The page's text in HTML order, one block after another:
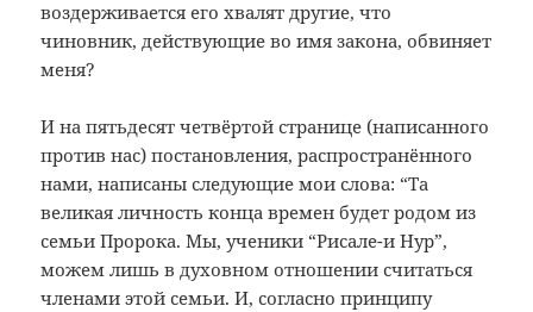
воздерживается его хвалят другие, что
чиновник, действующие во имя закона, обвиняет
меня?
И на пятьдесят четвёртой странице (написанного
против нас) постановления, распространённого
нами, написаны следующие мои слова: “Та
великая личность конца времен будет родом из
семьи Пророка. Мы, ученики “Рисале-и Нур”,
можем лишь в духовном отношении считаться
членами этой семьи. И, согласно принципу